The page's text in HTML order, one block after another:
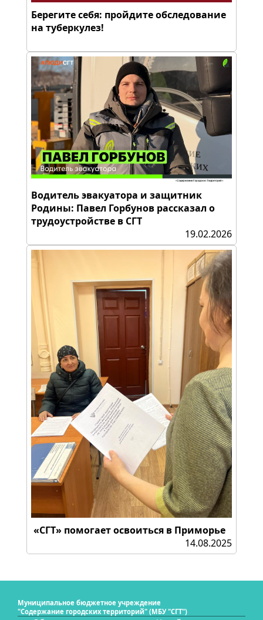
Берегите себя: пройдите обследование
на туберкулез!
Водитель эвакуатора и защитник
Родины: Павел Горбунов рассказал о
трудоустройстве в СГТ
19.02.2026
«СГТ» помогает освоиться в Приморье
14.08.2025
Муниципальное бюджетное учреждение
"Содержание городских территорий" (МБУ "СГТ")